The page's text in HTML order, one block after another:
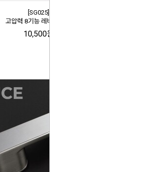
[SG025]
고압력 8기능 레버 분사기
10,500원